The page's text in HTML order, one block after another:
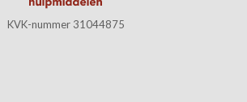
KVK-nummer 31044875